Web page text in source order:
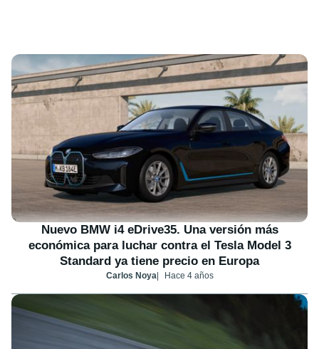
Nuevo BMW i4 eDrive35. Una versión más
económica para luchar contra el Tesla Model 3
Standard ya tiene precio en Europa
Carlos Noya Hace 4 años